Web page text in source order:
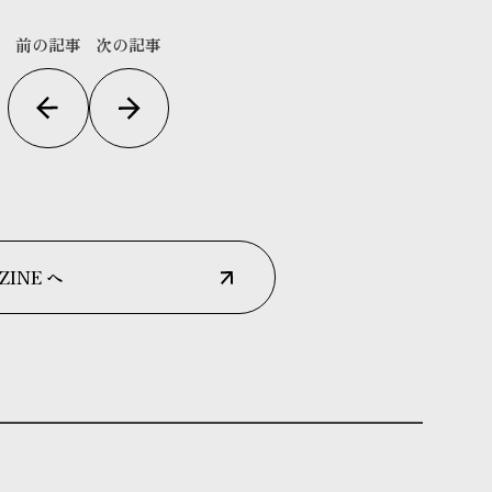
前の記事 次の記事
へ